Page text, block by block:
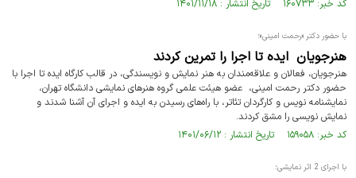
کد خبر: ۱۶۰۷۳۳ تاریخ انتشار : ۱۴۰۱/۱۱/۱۸
با حضور دکتر «رحمت امینی»؛
هنرجویان ایده تا اجرا را تمرین کردند
هنرجویان، فعالان و علاقه‌مندان به هنر نمایش و نویسندگی، در قالب کارگاه ایده تا اجرا با
حضور دکتر رحمت امینی، عضو هیئت علمی گروه هنرهای نمایشی دانشگاه تهران،
نمایشنامه نویس و کارگردان تئاتر، با راه‌های رسیدن به ایده و اجرای آن آشنا شدند و
نمایش نویسی را مشق کردند.
کد خبر: ۱۵۹۰۵۸ تاریخ انتشار : ۱۴۰۱/۰۶/۱۲
با اجرای 2 اثر نمایشی؛